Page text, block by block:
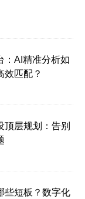
：AI精准分析如
效匹配？
顶层规划：告别
些短板？数字化